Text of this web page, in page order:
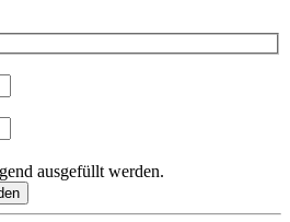
ausgefüllt werden.